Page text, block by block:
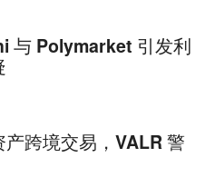
与 Polymarket 引发利
跨境交易，VALR 警